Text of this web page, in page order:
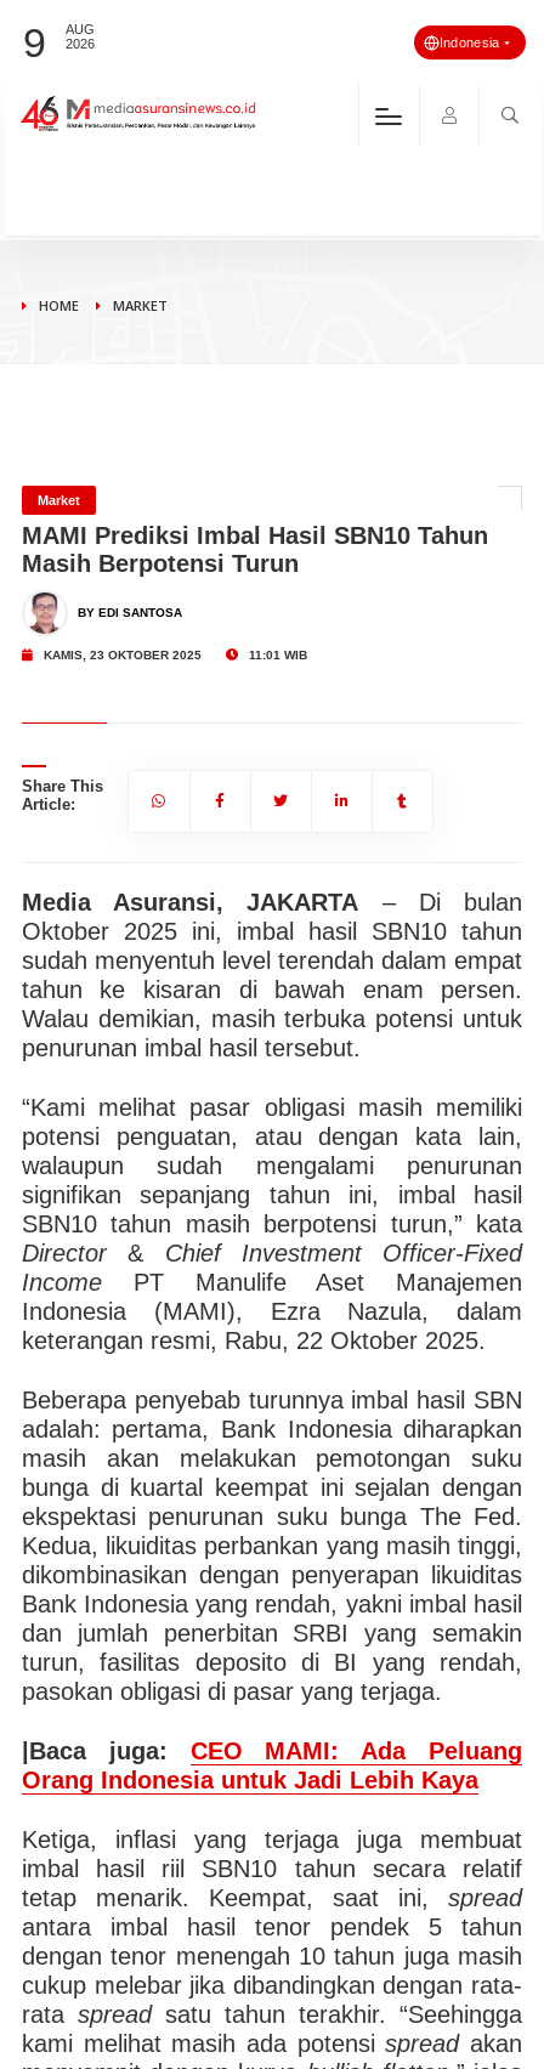
9
AUG
2026
Indonesia
HOME MARKET
Market
MAMI Prediksi Imbal Hasil SBN10 Tahun
Masih Berpotensi Turun
BY EDI SANTOSA
KAMIS, 23 OKTOBER 2025 11:01 WIB
Share This
Article:
Media Asuransi, JAKARTA – Di bulan
Oktober 2025 ini, imbal hasil SBN10 tahun
sudah menyentuh level terendah dalam empat
tahun ke kisaran di bawah enam persen.
Walau demikian, masih terbuka potensi untuk
penurunan imbal hasil tersebut.
“Kami melihat pasar obligasi masih memiliki
potensi penguatan, atau dengan kata lain,
walaupun sudah mengalami penurunan
signifikan sepanjang tahun ini, imbal hasil
SBN10 tahun masih berpotensi turun,” kata
Director& Chief Investment Officer-Fixed
IncomePT Manulife Aset Manajemen
Indonesia (MAMI), Ezra Nazula, dalam
keterangan resmi, Rabu, 22 Oktober 2025.
Beberapa penyebab turunnya imbal hasil SBN
adalah: pertama, Bank Indonesia diharapkan
masih akan melakukan pemotongan suku
bunga di kuartal keempat ini sejalan dengan
ekspektasi penurunan suku bunga The Fed.
Kedua, likuiditas perbankan yang masih tinggi,
dikombinasikan dengan penyerapan likuiditas
Bank Indonesia yang rendah, yakni imbal hasil
dan jumlah penerbitan SRBI yang semakin
turun, fasilitas deposito di BI yang rendah,
pasokan obligasi di pasar yang terjaga.
|Baca juga: CEO MAMI: Ada Peluang
Orang Indonesia untuk Jadi Lebih Kaya
Ketiga, inflasi yang terjaga juga membuat
imbal hasil riil SBN10 tahun secara relatif
tetap menarik. Keempat, saat ini,spread
antara imbal hasil tenor pendek 5 tahun
dengan tenor menengah 10 tahun juga masih
cukup melebar jika dibandingkan dengan rata-
rata spreadsatu tahun terakhir. “Seehingga
kami melihat masih ada potensispreadakan